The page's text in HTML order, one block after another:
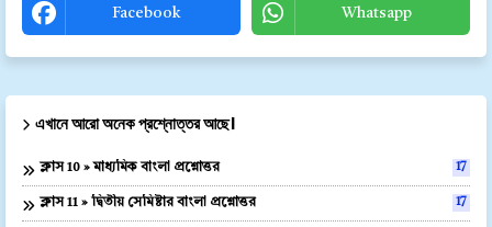
Facebook Whatsapp
এখানে আরো অনেক প্রশ্নোত্তর আছে।
ক্লাস 10 » মাধ্যমিক বাংলা প্রশ্নোত্তর 17
ক্লাস 11 » দ্বিতীয় সেমিষ্টার বাংলা প্রশ্নোত্তর 17